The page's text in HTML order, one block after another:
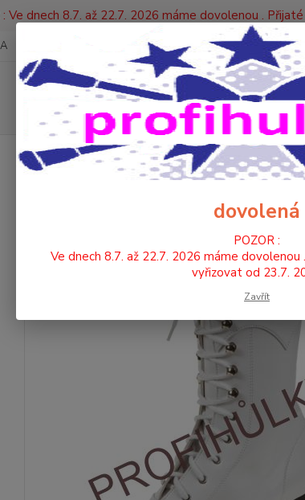
: Ve dnech 8.7. až 22.7. 2026 máme dovolenou .
Úvod KOZAČKY KOZAČKY NÍZKÉ 9201 - KŮŽE
dovolená
POZOR :
Ve dnech 8.7. až 22.7. 2026 máme
vyřizovat od 23.7.
Zavřít